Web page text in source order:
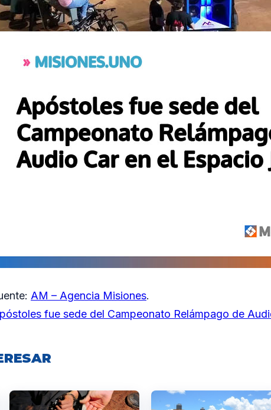
AM – Agencia Misiones.
fue sede del Campeonato Relámpago de